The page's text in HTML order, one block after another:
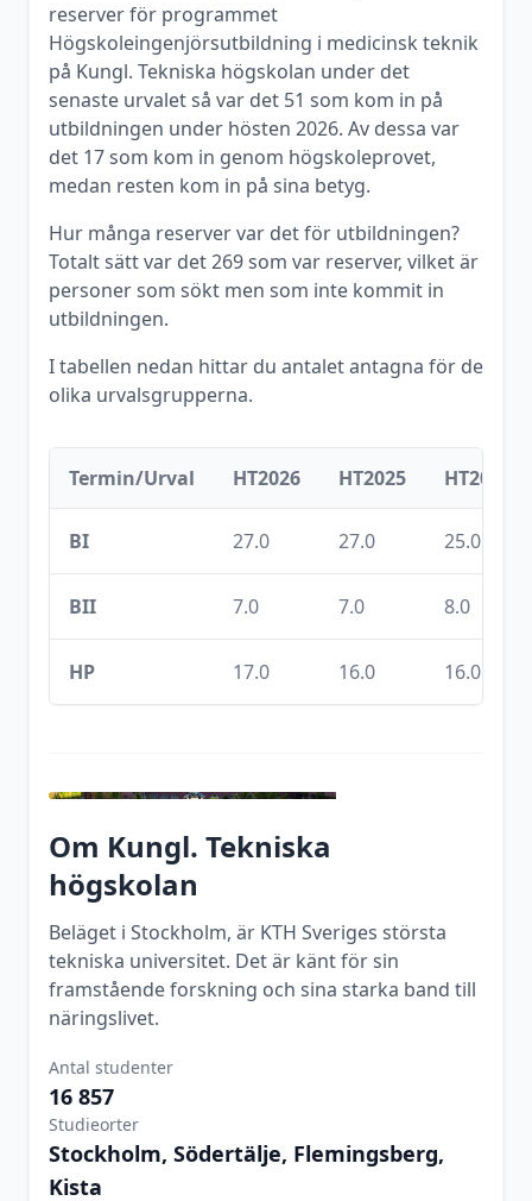
reserver för programmet
Högskoleingenjörsutbildning i medicinsk teknik
på Kungl. Tekniska högskolan under det
senaste urvalet så var det 51 som kom in på
utbildningen under hösten 2026. Av dessa var
det 17som kom in genom högskoleprovet,
medan resten kom in på sina betyg.
Hur många reserver var det för utbildningen?
Totalt sätt var det269som var reserver, vilket är
personer som sökt men som inte kommit in
utbildningen.
I tabellen nedan hittar du antalet antagna för de
olika urvalsgrupperna.
Termin/Urval HT2026 HT2025 HT2024
BI 27.0 27.0 25.0
BII 7.0 7.0 8.0
HP 17.0 16.0 16.0
Om Kungl. Tekniska
högskolan
Beläget i Stockholm, är KTH Sveriges största
tekniska universitet. Det är känt för sin
framstående forskning och sina starka band till
näringslivet.
Antal studenter
16 857
Studieorter
Stockholm, Södertälje, Flemingsberg,
Kista